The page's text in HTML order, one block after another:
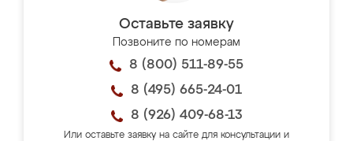
Оставьте заявку
Позвоните по номерам
8 (800) 511-89-55
8 (495) 665-24-01
8 (926) 409-68-13
Или оставьте заявку на сайте для консультации и